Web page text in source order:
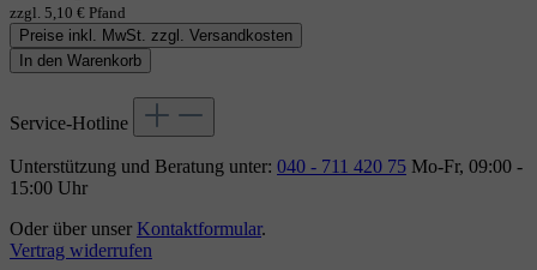
zzgl. 5,10 € Pfand
Preise inkl. MwSt. zzgl. Versandkosten
In den Warenkorb
Service-Hotline
Unterstützung und Beratung unter: 040 - 711 420 75 Mo-Fr, 09:00 -
15:00 Uhr
Oder über unser Kontaktformular.
Vertrag widerrufen